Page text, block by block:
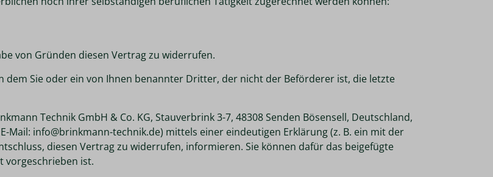
von Gründen diesen Vertrag zu widerrufen.
dem Sie oder ein von Ihnen benannter Dritter, der nicht der Beförderer ist, die letzte
Technik GmbH & Co. KG, Stauverbrink 3-7, 48308 Senden Bösensell, Deutschland,
E-Mail: info@brinkmann-technik.de) mittels einer eindeutigen Erklärung (z. B. ein mit der
diesen Vertrag zu widerrufen, informieren. Sie können dafür das beigefügte
vorgeschrieben ist.